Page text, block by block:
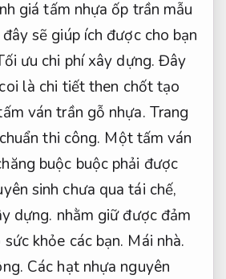
giá tấm nhựa ốp trần mẫu
sẽ giúp ích được cho bạn
ưu chi phí xây dựng. Đây
là chi tiết then chốt tạo
ván trần gỗ nhựa. Trang
thi công. Một tấm ván
buộc buộc phải được
sinh chưa qua tái chế,
dựng. nhằm giữ được đảm
khỏe các bạn. Mái nhà.
Các hạt nhựa nguyên